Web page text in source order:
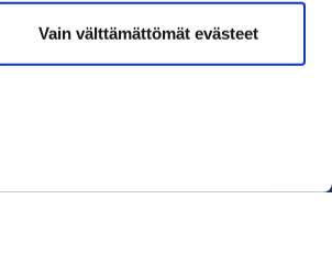
Vain välttämättömät evästeet
jäseneksi